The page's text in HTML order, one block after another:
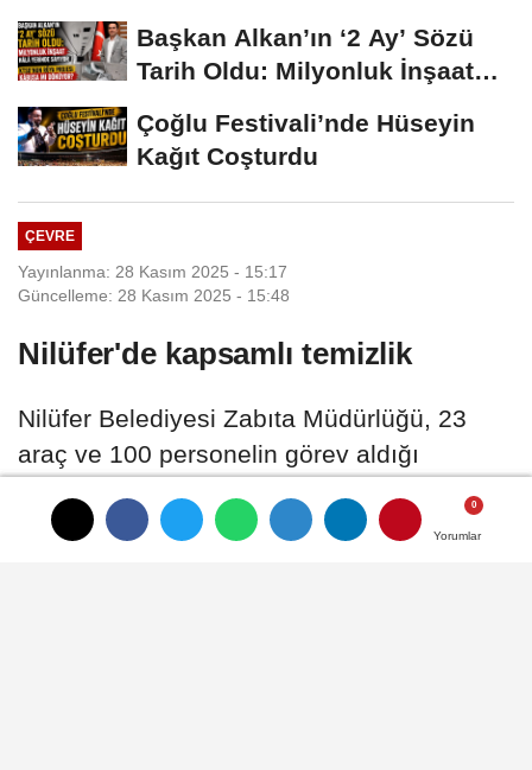
Yorumlar
Yorumlar
Başkan Alkan’ın ‘2 Ay’ Sözü
Tarih Oldu: Milyonluk İnşaat
Çoğlu Festivali’nde Hüseyin
Kağıt Coşturdu
ÇEVRE
Yayınlanma: 28 Kasım 2025 - 15:17
Güncelleme: 28 Kasım 2025 - 15:48
Nilüfer'de kapsamlı temizlik
Nilüfer Belediyesi Zabıta Müdürlüğü, 23
araç ve 100 personelin görev aldığı
çalışmada ilçe genelinde kamu kullanımına
açık alanları daraltan ve kentsel estetiğini
Yorumlar